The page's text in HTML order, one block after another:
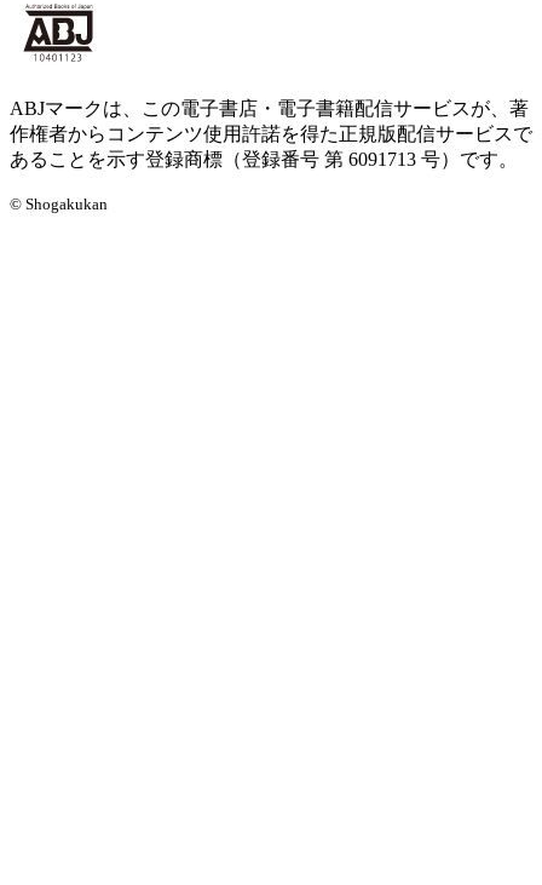
ABJマークは、この電子書店・電子書籍配信サービスが、著
作権者からコンテンツ使用許諾を得た正規版配信サービスで
あることを示す登録商標（登録番号 第 6091713 号）です。
© Shogakukan